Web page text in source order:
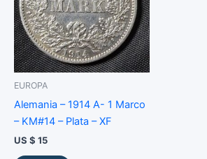
EUROPA
Alemania – 1914 A- 1 Marco
– KM#14 – Plata – XF
US $ 15